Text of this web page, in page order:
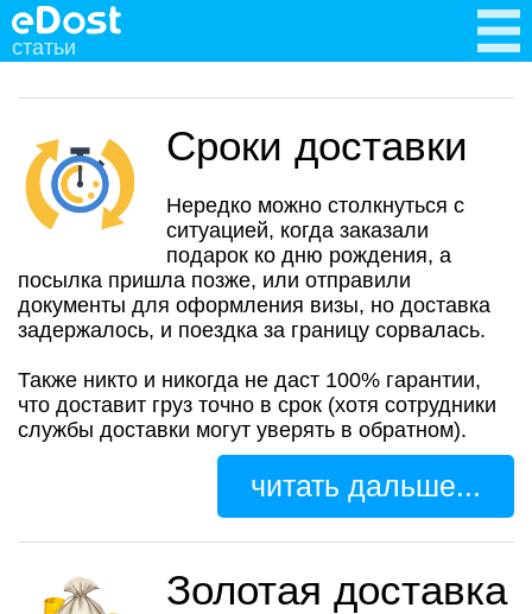
статьи
Сроки доставки
Нередко можно столкнуться с
ситуацией, когда заказали
подарок ко дню рождения, а
посылка пришла позже, или отправили
документы для оформления визы, но доставка
задержалось, и поездка за границу сорвалась.
Также никто и никогда не даст 100% гарантии,
что доставит груз точно в срок (хотя сотрудники
службы доставки могут уверять в обратном).
читать дальше...
Золотая доставка